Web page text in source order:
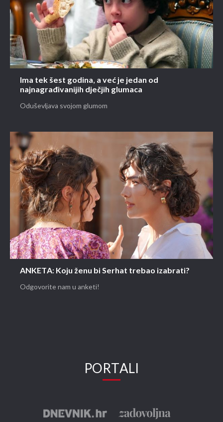
Ima tek šest godina, a već je jedan od
najnagrađivanijih dječjih glumaca
Oduševljava svojom glumom
ANKETA: Koju ženu bi Serhat trebao izabrati?
Odgovorite nam u anketi!
PORTALI